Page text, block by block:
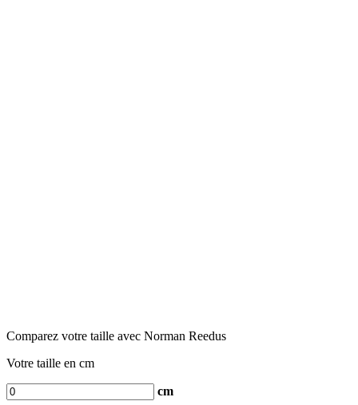
Comparez votre taille avec Norman Reedus
Votre taille en cm
cm